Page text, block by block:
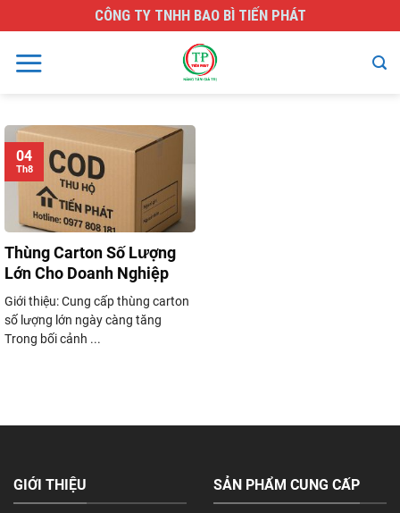
to
content
CÔNG TY TNHH BAO BÌ TIẾN PHÁT
Thùng Carton Số Lượng
Lớn Cho Doanh Nghiệp
Giới thiệu: Cung cấp thùng carton
số lượng lớn ngày càng tăng
Trong bối cảnh ...
04
Th8
GIỚI THIỆU SẢN PHẨM CUNG CẤP